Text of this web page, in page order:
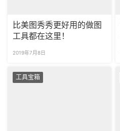
比美图秀秀更好用的做图
工具都在这里！
2019年7月8日
工具宝箱